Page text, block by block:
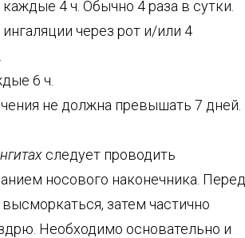
4 ч. Обычно 4 раза в сутки.
через рот и/или 4
6 ч.
не должна превышать 7 дней.
следует проводить
носового наконечника. Перед
затем частично
Необходимо основательно и